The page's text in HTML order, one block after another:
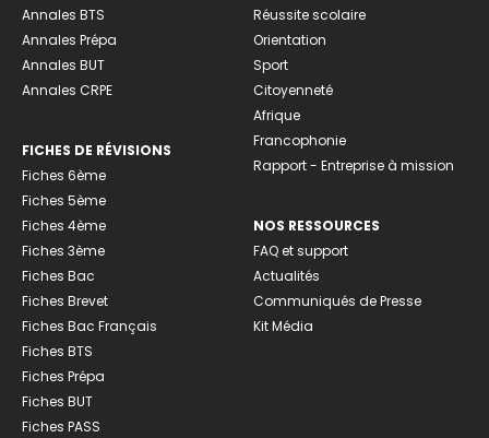
Annales BTS
Annales Prépa
Annales BUT
Annales CRPE
FICHES DE RÉVISIONS
Fiches 6ème
Fiches 5ème
Fiches 4ème
Fiches 3ème
Fiches Bac
Fiches Brevet
Fiches Bac Français
Fiches BTS
Fiches Prépa
Fiches BUT
Fiches PASS
Réussite scolaire
Orientation
Sport
Citoyenneté
Afrique
Francophonie
Rapport - Entreprise à mission
NOS RESSOURCES
FAQ et support
Actualités
Communiqués de Presse
Kit Média